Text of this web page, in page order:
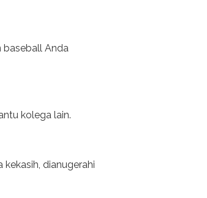
baseball Anda
kolega lain.
dianugerahi